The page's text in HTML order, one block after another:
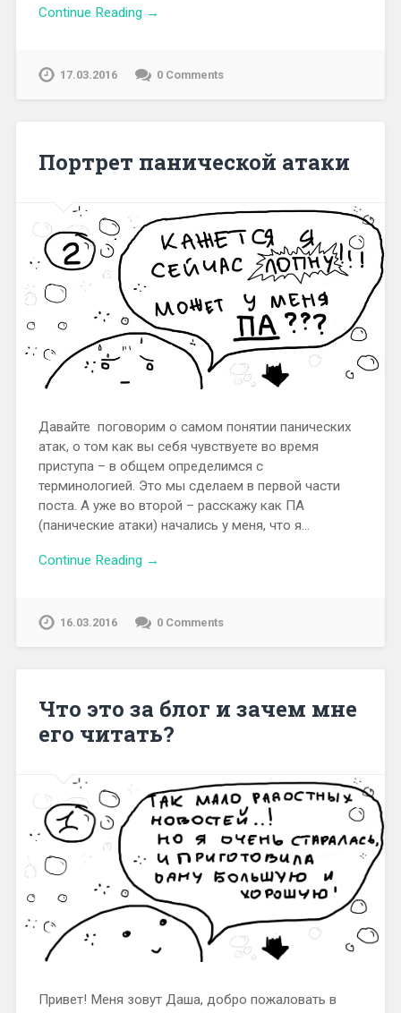
Continue Reading →
17.03.2016 0 Comments
Портрет панической атаки
Давайте поговорим о самом понятии панических
атак, о том как вы себя чувствуете во время
приступа – в общем определимся с
терминологией. Это мы сделаем в первой части
поста. А уже во второй – расскажу как ПА
(панические атаки) начались у меня, что я…
Continue Reading →
16.03.2016 0 Comments
Что это за блог и зачем мне
его читать?
Привет! Меня зовут Даша, добро пожаловать в